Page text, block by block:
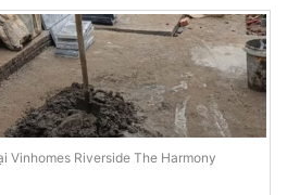
Vinhomes Riverside The Harmony